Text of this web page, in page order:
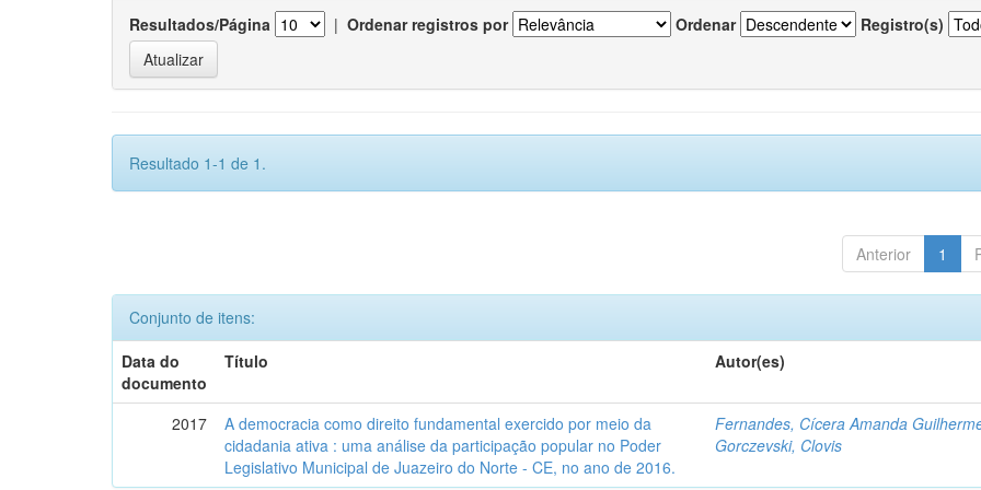
Resultados/Página | Ordenar registros por Ordenar Registro(s)
Resultado 1-1 de 1.
Anterior 1
Conjunto de itens:
Data do
documento
Título Autor(es)
2017
A democracia como direito fundamental exercido por meio da
cidadania ativa : uma análise da participação popular no Poder
Legislativo Municipal de Juazeiro do Norte - CE, no ano de 2016.
Fernandes, Cícera Amanda
Gorczevski, Clovis